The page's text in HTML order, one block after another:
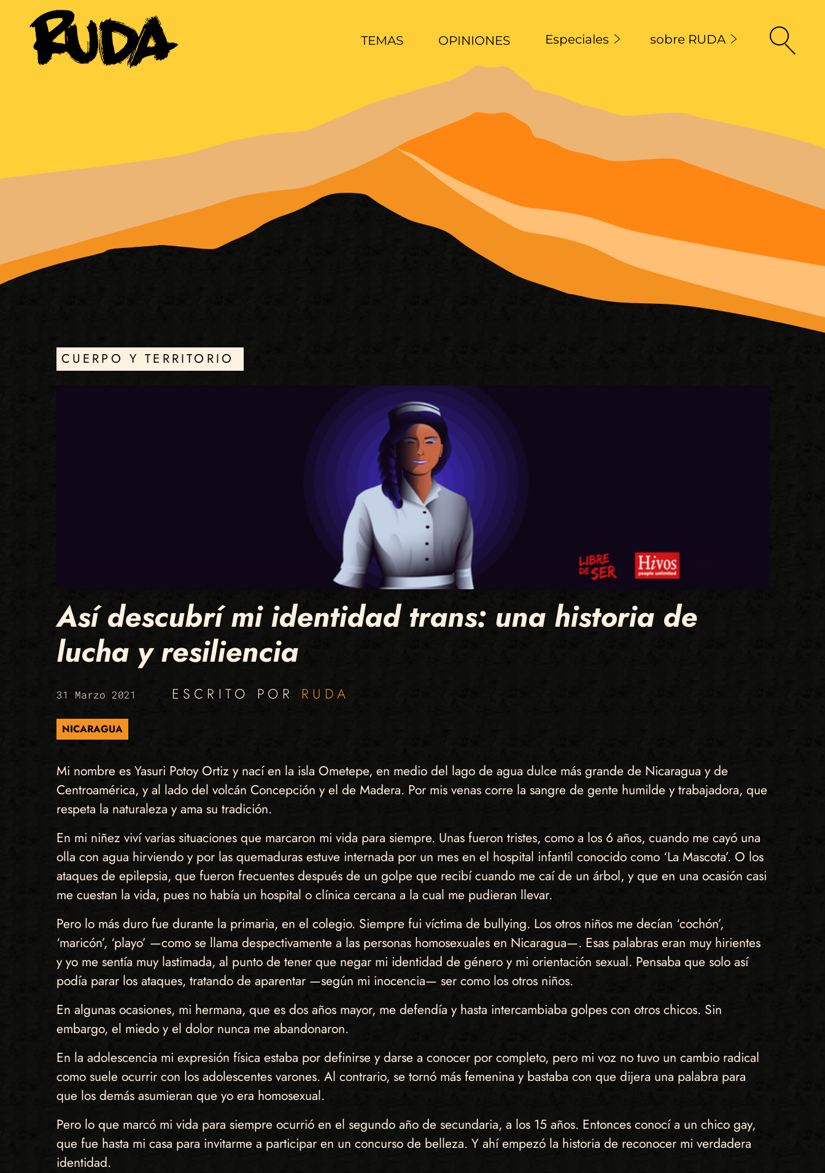
TEMAS OPINIONES Especiales sobre RUDA
CUERPO Y TERRITORIO
Así descubrí mi identidad trans: una historia de
lucha y resiliencia
31 Marzo 2021 ESCRITO POR RUDA
NICARAGUA
Mi nombre es Yasuri Potoy Ortiz y nací en la isla Ometepe, en medio del lago de agua dulce más grande de Nicaragua y de
Centroamérica, y al lado del volcán Concepción y el de Madera. Por mis venas corre la sangre de gente humilde y trabajadora, que
respeta la naturaleza y ama su tradición.
En mi niñez viví varias situaciones que marcaron mi vida para siempre. Unas fueron tristes, como a los 6 años, cuando me cayó una
olla con agua hirviendo y por las quemaduras estuve internada por un mes en el hospital infantil conocido como ‘La Mascota’. O los
ataques de epilepsia, que fueron frecuentes después de un golpe que recibí cuando me caí de un árbol, y que en una ocasión casi
me cuestan la vida, pues no había un hospital o clínica cercana a la cual me pudieran llevar.
Pero lo más duro fue durante la primaria, en el colegio. Siempre fui víctima de bullying. Los otros niños me decían ‘cochón’,
‘maricón’, ‘playo’ —como se llama despectivamente a las personas homosexuales en Nicaragua—. Esas palabras eran muy hirientes
y yo me sentía muy lastimada, al punto de tener que negar mi identidad de género y mi orientación sexual. Pensaba que solo así
podía parar los ataques, tratando de aparentar —según mi inocencia— ser como los otros niños.
En algunas ocasiones, mi hermana, que es dos años mayor, me defendía y hasta intercambiaba golpes con otros chicos. Sin
embargo, el miedo y el dolor nunca me abandonaron.
En la adolescencia mi expresión física estaba por definirse y darse a conocer por completo, pero mi voz no tuvo un cambio radical
como suele ocurrir con los adolescentes varones. Al contrario, se tornó más femenina y bastaba con que dijera una palabra para
que los demás asumieran que yo era homosexual.
Pero lo que marcó mi vida para siempre ocurrió en el segundo año de secundaria, a los 15 años. Entonces conocí a un chico gay,
que fue hasta mi casa para invitarme a participar en un concurso de belleza. Y ahí empezó la historia de reconocer mi verdadera
identidad.